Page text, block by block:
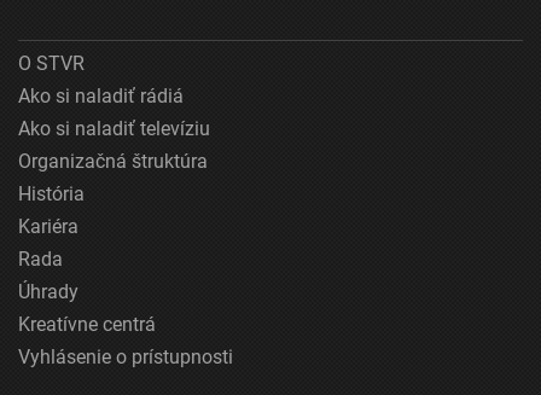
O STVR
Ako si naladiť rádiá
Ako si naladiť televíziu
Organizačná štruktúra
História
Kariéra
Rada
Úhrady
Kreatívne centrá
Vyhlásenie o prístupnosti